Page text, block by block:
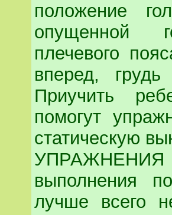
положение
опущенной
плечевого
вперед, грудь
Приучить
помогут
статическую
выполнения
лучше всего